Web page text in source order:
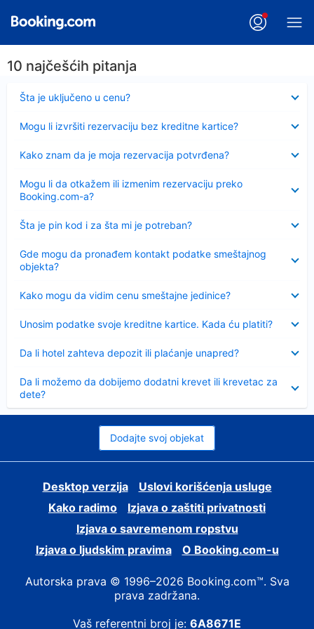
10 najčešćih pitanja
Šta je uključeno u cenu?
Sažeto
Mogu li izvršiti rezervaciju bez kreditne kartice?
Kako znam da je moja rezervacija potvrđena?
Mogu li da otkažem ili izmenim rezervaciju preko
Booking.com-a?
Šta je pin kod i za šta mi je potreban?
Sažeto
Gde mogu da pronađem kontakt podatke smeštajnog
objekta?
Kako mogu da vidim cenu smeštajne jedinice?
Unosim podatke svoje kreditne kartice. Kada ću platiti?
Da li hotel zahteva depozit ili plaćanje unapred?
Da li možemo da dobijemo dodatni krevet ili krevetac za
dete?
Dodajte svoj objekat
Desktop verzija
Uslovi korišćenja usluge
Kako radimo
Izjava o zaštiti privatnosti
Izjava o savremenom ropstvu
Izjava o ljudskim pravima
О Booking.com-u
Autorska prava © 1996–2026 Booking.com™. Sva
prava zadržana.
Vaš referentni broj je: 6A8671E